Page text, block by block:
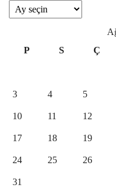
Arşivler
P
S Ç
3 4 5
10 11 12
17 18 19
24 25 26
31